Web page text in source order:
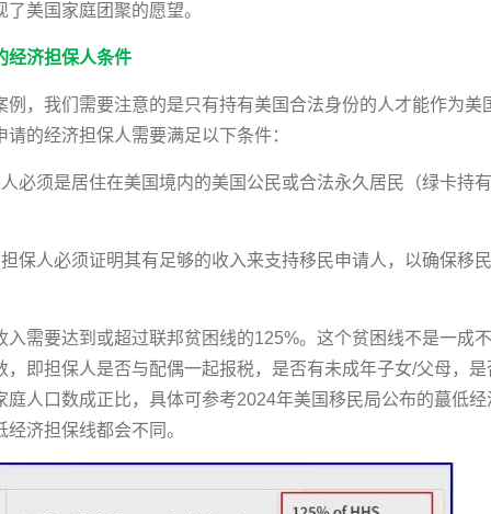
美国家庭团聚的愿望。
经济担保人条件
例，我们需要注意的是只有持有美国合法身份的人才能作为
的经济担保人需要满足以下条件：
必须是居住在美国境内的美国公民或合法永久居民（绿卡持
担保人必须证明其有足够的收入来支持移民申请人，以确保移
入需要达到或超过联邦贫困线的125%。这个贫困线不是一成
，即担保人是否与配偶一起报税，是否有未成年子女/父母，
庭人口数成正比，具体可参考2024年美国移民局公布的蕞低
济担保线都会不同。